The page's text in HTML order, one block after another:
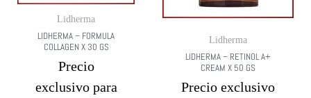
Lidherma
LIDHERMA – FORMULA
COLLAGEN X 30 GS
Precio
exclusivo para
Lidherma
LIDHERMA – RETINOL A+
CREAM X 50 GS
Precio exclusivo